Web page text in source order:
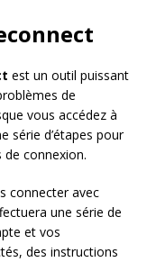
est un outil puissant
de
vous accédez à
série d’étapes pour
connexion.
connecter avec
une série de
et vos
des instructions